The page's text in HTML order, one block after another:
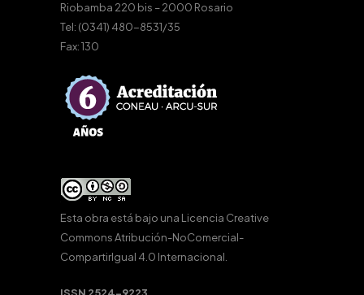
Riobamba 220 bis – 2000 Rosario
Tel: (0341) 480-8531/35
Fax: 130
Esta obra está bajo una Licencia Creative
Commons Atribución-NoComercial-
CompartirIgual 4.0 Internacional.